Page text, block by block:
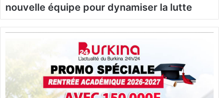
nouvelle équipe pour dynamiser la lutte